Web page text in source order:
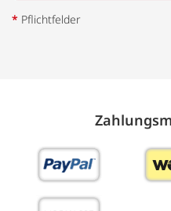
* Pflichtfelder